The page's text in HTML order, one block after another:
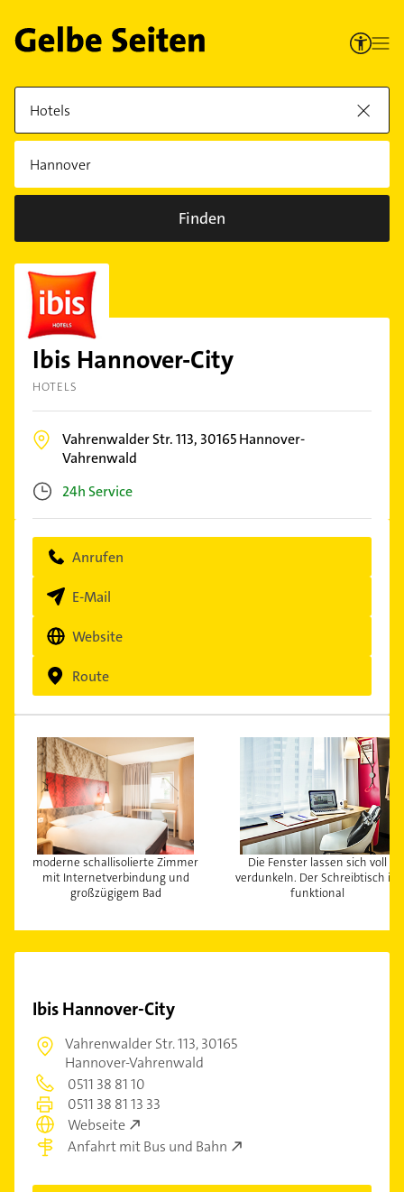
Finden
Ibis Hannover-City
HOTELS
Vahrenwalder Str. 113, 30165Hannover-
Vahrenwald
24h Service
Anrufen
E-Mail
Website
Route
moderne schallisolierte Zimmer
mit Internetverbindung und
großzügigem Bad
Die Fenster lassen sich voll
verdunkeln. Der Schreibtisch ist
funktional
Ibis Hannover-City
Vahrenwalder Str. 113,30165
Hannover-Vahrenwald
0511 38 81 10
0511 38 81 13 33
Webseite
Anfahrt mit Bus und Bahn